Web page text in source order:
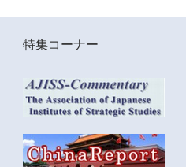
特集コーナー